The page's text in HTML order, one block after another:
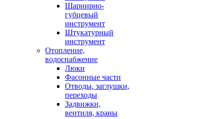
Шарнирно-
губцевый
инструмент
Штукатурный
инструмент
Отопление,
водоснабжение
Люки
Фасонные части
Отводы, заглушки,
переходы
Задвижки,
вентиля, краны